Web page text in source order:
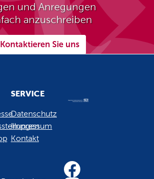
und Anregungen
anzuschreiben
Kontaktieren Sie uns
SERVICE
Datenschutz
Impressum
Kontakt